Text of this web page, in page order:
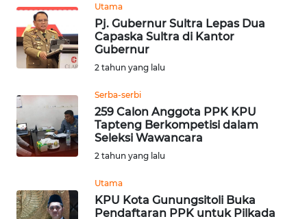
Utama
Pj. Gubernur Sultra Lepas Dua
Capaska Sultra di Kantor
Gubernur
2 tahun yang lalu
Serba-serbi
259 Calon Anggota PPK KPU
Tapteng Berkompetisi dalam
Seleksi Wawancara
2 tahun yang lalu
Utama
KPU Kota Gunungsitoli Buka
Pendaftaran PPK untuk Pilkada
WN
SERAMBI
WN
SULTRA